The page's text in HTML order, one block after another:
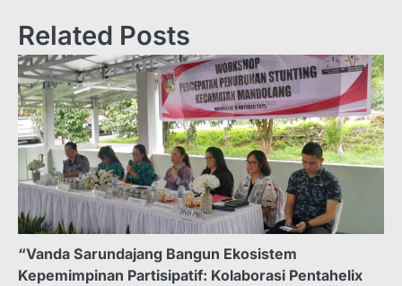
Related Posts
“Vanda Sarundajang Bangun Ekosistem
Kepemimpinan Partisipatif: Kolaborasi Pentahelix